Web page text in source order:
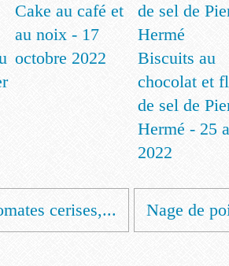
Cake au café et
au noix - 17
octobre 2022
Biscuits au
chocolat et
de sel de
Hermé - 25
2022
cerises,... Nage de